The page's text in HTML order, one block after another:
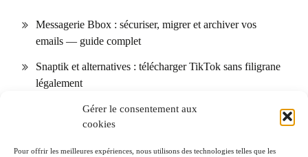
Gérer le consentement aux
cookies
Pour offrir les meilleures expériences, nous utilisons des technologies telles que les
Messagerie Bbox : sécuriser, migrer et archiver vos
emails — guide complet
Snaptik et alternatives : télécharger TikTok sans filigrane
légalement
Calendrier des allergies : comment l’utiliser selon votre
région + 10 conseils pour réduire les symptômes
SOGo Webmail (Lille) : installation, sécurité et